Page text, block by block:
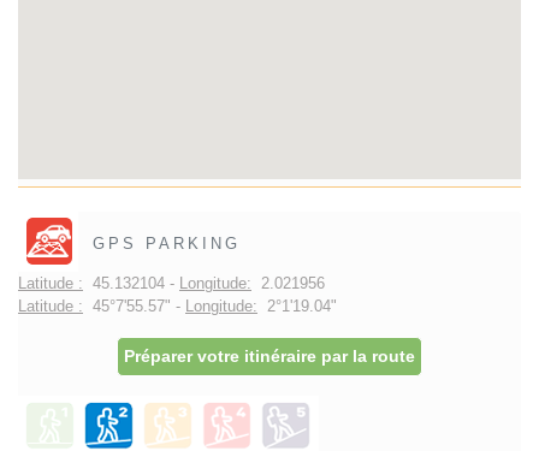
GPS PARKING
Latitude : 45.132104 - Longitude: 2.021956
Latitude : 45°7'55.57" - Longitude: 2°1'19.04"
Préparer votre itinéraire par la route